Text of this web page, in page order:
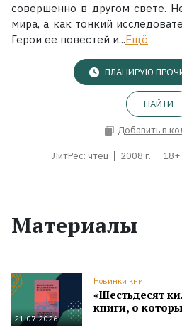
совершенно в другом свете.
мира, а как тонкий
Герои ее повестей и...Ещё
ПЛАНИРУЮ
НАЙТИ
Добавить в
ЛитРес: чтец 2008 г. 18+
Материалы
21.07.2026
Новинки книг
«Шестьдесят
книги, о